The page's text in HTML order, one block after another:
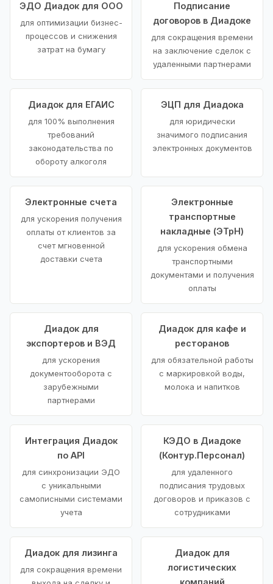
ЭДО Диадок для ООО
для оптимизации бизнес-
процессов и снижения
затрат на бумагу
Подписание
договоров в Диадоке
для сокращения времени
на заключение сделок с
удаленными партнерами
Диадок для ЕГАИС
для 100% выполнения
требований
законодательства по
обороту алкоголя
ЭЦП для Диадока
для юридически
значимого подписания
электронных документов
Электронные счета
для ускорения получения
оплаты от клиентов за
счет мгновенной
доставки счета
Электронные
транспортные
накладные (ЭТрН)
для ускорения обмена
транспортными
документами и получения
оплаты
Диадок для
экспортеров и ВЭД
для ускорения
документооборота с
зарубежными
партнерами
Диадок для кафе и
ресторанов
для обязательной работы
с маркировкой воды,
молока и напитков
Интеграция Диадок
по API
для синхронизации ЭДО
с уникальными
самописными системами
учета
КЭДО в Диадоке
(Контур.Персонал)
для удаленного
подписания трудовых
договоров и приказов с
сотрудниками
Диадок для лизинга
для сокращения времени
Диадок для
логистических